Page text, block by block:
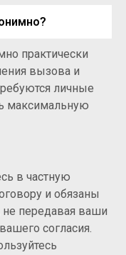
практически
вызова и
личные
максимальную
в частную
и обязаны
не передавая ваши
согласия.